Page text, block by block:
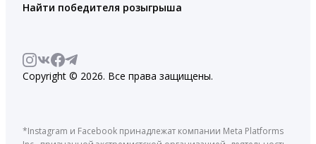
Найти победителя розыгрыша
Copyright © 2026. Все права защищены.
*Instagram и Facebook принадлежат компании Meta Platforms